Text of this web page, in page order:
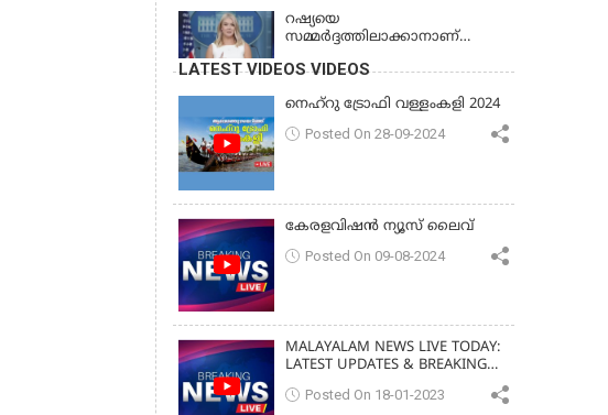
റഷ്യയെ
സമ്മര്‍ദ്ദത്തിലാക്കാനാണ്
ചുമത്തിയത്; കരോലിന്‍ ലെവിറ്റ്
LATEST VIDEOS VIDEOS
നെഹ്‌റു ട്രോഫി വള്ളംകളി 2024
Posted On 28-09-2024
കേരളവിഷൻ ന്യൂസ് ലൈവ്
Posted On 09-08-2024
MALAYALAM NEWS LIVE TODAY:
LATEST UPDATES & BREAKING
Posted On 18-01-2023